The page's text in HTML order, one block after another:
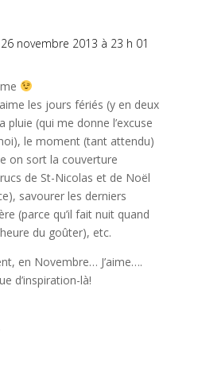
novembre 2013 à 23 h 01
les jours fériés (y en deux
pluie (qui me donne l’excuse
le moment (tant attendu)
on sort la couverture
de St-Nicolas et de Noël
savourer les derniers
(parce qu’il fait nuit quand
du goûter), etc.
en Novembre… J’aime….
d’inspiration-là!